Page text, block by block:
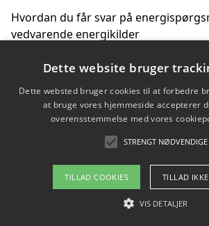
Hvordan du får svar på
vedvarende energikilder
Copyright 2026 - Pilanto
Om / kontakt
Blog
Dette website bruger
Dette websted bruger cookies til at forbedre
at bruge vores hjemmeside accepterer
overensstemmelse med vores
STRENGT NØDVENDIGE
TILLAD COOKIES TILLAD
VIS DETALJER